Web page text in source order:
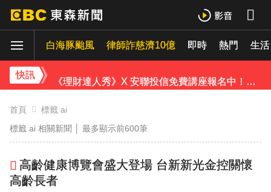
白海豚颱風 律師詐慈濟10億 即時 熱門 生活
快訊
雲林羊肉查出汙染源！ 草料驗出戴奧辛超標
白海豚轉彎逼近中國！陸專家：恐破山竹75年紀錄
下載東森App，隨時掌握天下大小事！
首頁
標籤 ai
標籤 ai 相關新聞 │ 最多顯示前600筆
高齡健康博覽會盛大登場 台新新光金控關懷
高齡長者